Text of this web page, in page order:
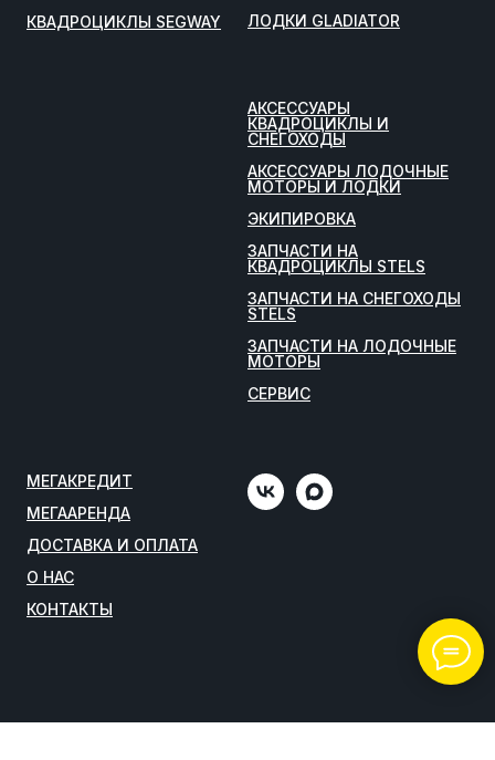
КВАДРОЦИКЛЫ SEGWAY
ЛОДКИ GLADIATOR
АКСЕССУАРЫ
КВАДРОЦИКЛЫ И
СНЕГОХОДЫ
АКСЕССУАРЫ ЛОДОЧНЫЕ
МОТОРЫ И ЛОДКИ
ЭКИПИРОВКА
ЗАПЧАСТИ НА
КВАДРОЦИКЛЫ STELS
ЗАПЧАСТИ НА СНЕГОХОДЫ
STELS
ЗАПЧАСТИ НА ЛОДОЧНЫЕ
МОТОРЫ
СЕРВИС
МЕГАКРЕДИТ
МЕГААРЕНДА
ДОСТАВКА И ОПЛАТА
О НАС
КОНТАКТЫ